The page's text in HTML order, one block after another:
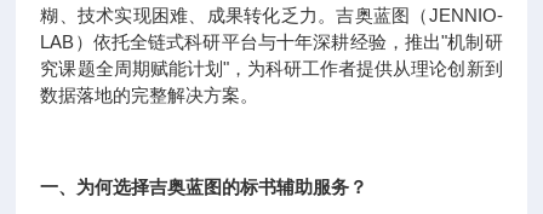
糊、技术实现困难、成果转化乏力。吉奥蓝图（JENNIO-
LAB）依托全链式科研平台与十年深耕经验，推出"机制研
究课题全周期赋能计划"，为科研工作者提供从理论创新到
数据落地的完整解决方案。
一、为何选择吉奥蓝图的标书辅助服务？